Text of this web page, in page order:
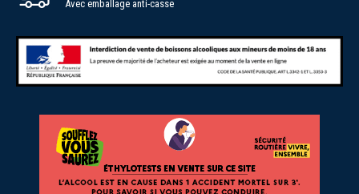
Avec emballage anti-casse